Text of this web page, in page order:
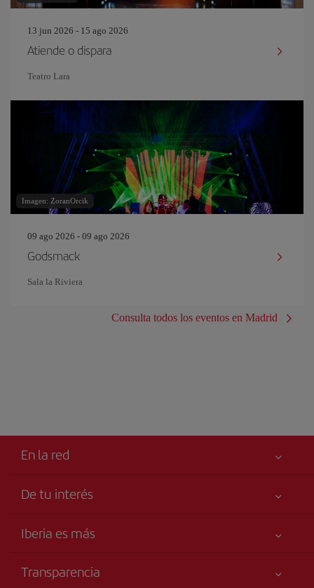
13 jun 2026 - 15 ago 2026
Atiende o dispara
Teatro Lara
Imagen: ZoranOrcik
09 ago 2026 - 09 ago 2026
Godsmack
Sala la Riviera
Consulta todos los eventos en Madrid
En la red
De tu interés
Accesibilidad
Iberia es más
Grupo Iberia
Transparencia